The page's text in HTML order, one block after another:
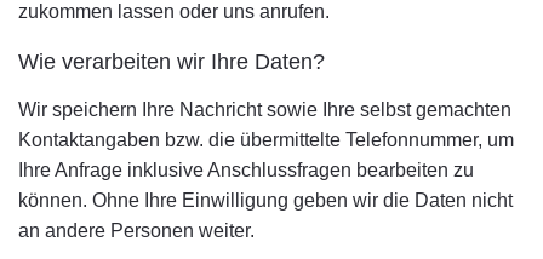
zukommen lassen oder uns anrufen.
Wie verarbeiten wir Ihre Daten?
Wir speichern Ihre Nachricht sowie Ihre selbst gemachten
Kontaktangaben bzw. die übermittelte Telefonnummer, um
Ihre Anfrage inklusive Anschlussfragen bearbeiten zu
können. Ohne Ihre Einwilligung geben wir die Daten nicht
an andere Personen weiter.